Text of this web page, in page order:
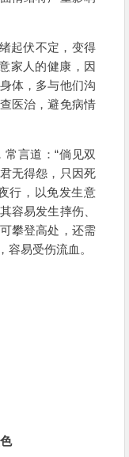
起伏不定，变得
家人的健康，因
体，多与他们沟
医治，避免病情
常言道：“倘见双
无得怨，只因死
行，以免发生意
容易发生摔伤、
攀登高处，还需
容易受伤流血。